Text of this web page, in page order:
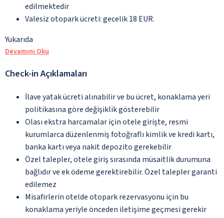
edilmektedir
Valesiz otopark ücreti: gecelik 18 EUR.
Yukarıda
Devamını Oku
Check-in Açıklamaları
İlave yatak ücreti alınabilir ve bu ücret, konaklama yeri
politikasına göre değişiklik gösterebilir
Olası ekstra harcamalar için otele girişte, resmi
kurumlarca düzenlenmiş fotoğraflı kimlik ve kredi kartı,
banka kartı veya nakit depozito gerekebilir
Özel talepler, otele giriş sırasında müsaitlik durumuna
bağlıdır ve ek ödeme gerektirebilir. Özel talepler garanti
edilemez
Misafirlerin otelde otopark rezervasyonu için bu
konaklama yeriyle önceden iletişime geçmesi gerekir